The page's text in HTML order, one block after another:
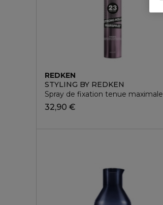
REDKEN
STYLING BY REDKEN
Spray de fixation tenue maximale
32,90 €